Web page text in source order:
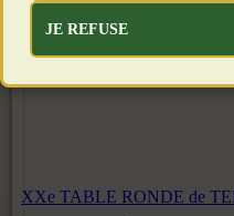
XXe TABLE RONDE de
JE REFUSE